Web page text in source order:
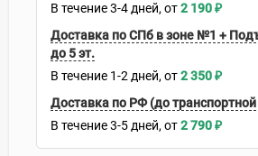
В течение3-4 дней 2 190₽
Доставка по СПб в зоне №1 +
до 5 эт.
В течение 1-2 дней 2 350₽
Доставка по РФ (до
В течение3-5 дней 2 790₽